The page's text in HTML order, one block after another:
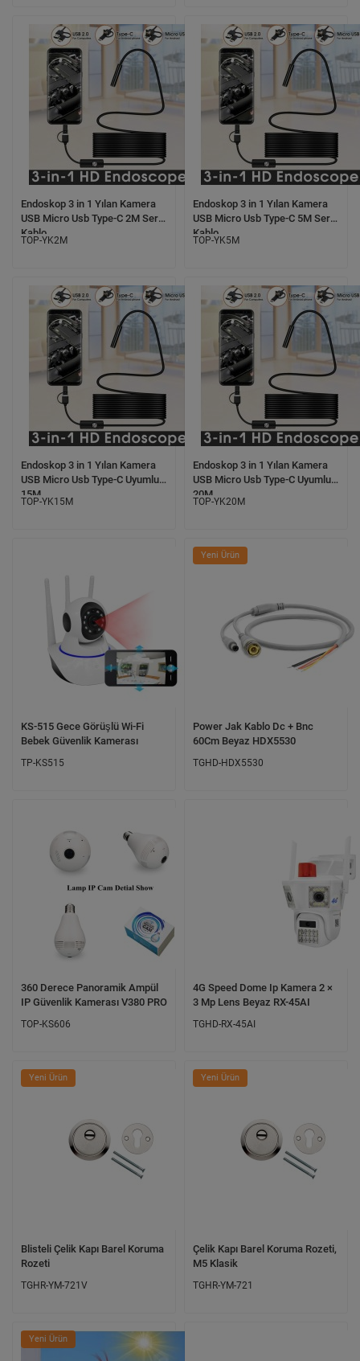
Endoskop 3 in 1 Yılan Kamera
USB Micro Usb Type-C 2M Sert
Kablo
TOP-YK2M
Endoskop 3 in 1 Yılan Kamera
USB Micro Usb Type-C 5M Sert
Kablo
TOP-YK5M
Endoskop 3 in 1 Yılan Kamera
USB Micro Usb Type-C Uyumlu
15M
TOP-YK15M
Endoskop 3 in 1 Yılan Kamera
USB Micro Usb Type-C Uyumlu
20M
TOP-YK20M
KS-515 Gece Görüşlü Wi-Fi
Bebek Güvenlik Kamerası
TP-KS515
Yeni Ürün
Power Jak Kablo Dc + Bnc
60Cm Beyaz HDX5530
TGHD-HDX5530
360 Derece Panoramik Ampül
IP Güvenlik Kamerası V380 PRO
TOP-KS606
4G Speed Dome Ip Kamera 2 ×
3 Mp Lens Beyaz RX-45AI
TGHD-RX-45AI
Yeni Ürün
Blisteli Çelik Kapı Barel Koruma
Rozeti
TGHR-YM-721V
Yeni Ürün
Çelik Kapı Barel Koruma Rozeti,
M5 Klasik
TGHR-YM-721
Yeni Ürün